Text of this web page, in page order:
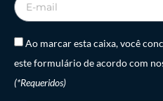
Ao marcar esta caixa, você
este formulário de acordo com
(*Requeridos)